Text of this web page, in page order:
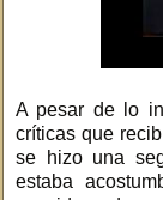
A pesar de lo
críticas que
se hizo una
estaba